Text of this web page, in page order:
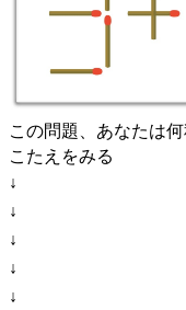
この問題、あなたは
こたえをみる
↓
↓
↓
↓
↓